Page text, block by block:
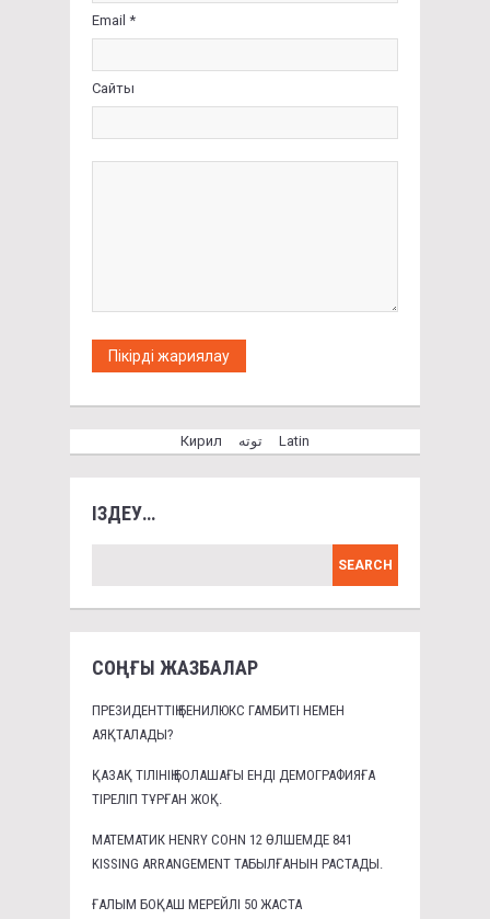
Email *
Сайты
Кирил توتە Latin
ІЗДЕУ…
СОҢҒЫ ЖАЗБАЛАР
ПРЕЗИДЕНТТІҢ БЕНИЛЮКС ГАМБИТІ НЕМЕН
АЯҚТАЛАДЫ?
ҚАЗАҚ ТІЛІНІҢ БОЛАШАҒЫ ЕНДІ ДЕМОГРАФИЯҒА
ТІРЕЛІП ТҰРҒАН ЖОҚ.
МАТЕМАТИК HENRY COHN 12 ӨЛШЕМДЕ 841
KISSING ARRANGEMENT ТАБЫЛҒАНЫН РАСТАДЫ.
ҒАЛЫМ БОҚАШ МЕРЕЙЛІ 50 ЖАСТА